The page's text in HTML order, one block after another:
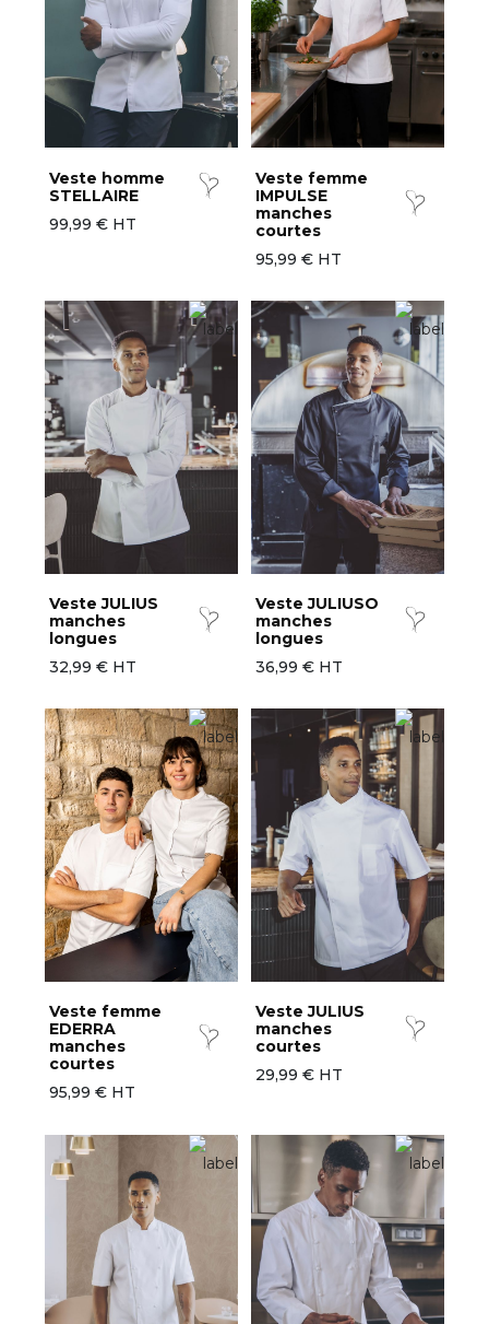
Veste homme
STELLAIRE
99,99 € HT
Veste femme
IMPULSE
manches
courtes
95,99 € HT
Veste JULIUS
manches
longues
32,99 € HT
Veste JULIUSO
manches
longues
36,99 € HT
Veste femme
EDERRA
manches
courtes
95,99 € HT
Veste JULIUS
manches
courtes
29,99 € HT